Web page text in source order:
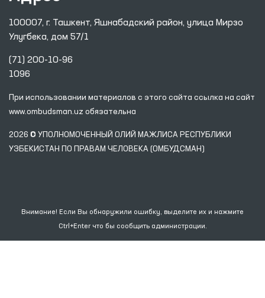
100007, г. Ташкент, Яшнабадский район, улица Мирзо
Улугбека, дом 57/1
(71) 200-10-96
1096
При использовании материалов с этого сайта ссылка на сайт
www.ombudsman.uz обязательна
2026 © УПОЛНОМОЧЕННЫЙ ОЛИЙ МАЖЛИСА РЕСПУБЛИКИ
УЗБЕКИСТАН ПО ПРАВАМ ЧЕЛОВЕКА (ОМБУДСМАН)
Внимание! Если Вы обнаружили ошибку, выделите их и нажмите
Ctrl+Enter что бы сообщить администрации.